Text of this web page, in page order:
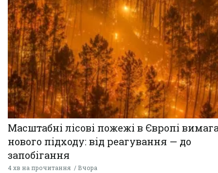
Масштабні лісові пожежі в Європі
нового підходу: від реагування — до
запобігання
4 хв на прочитання Вчора